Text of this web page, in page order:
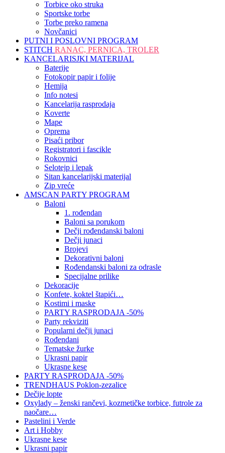
Torbice oko struka
Sportske torbe
Torbe preko ramena
Novčanici
PUTNI I POSLOVNI PROGRAM
STITCH RANAC, PERNICA, TROLER
KANCELARISJKI MATERIJAL
Baterije
Fotokopir papir i folije
Hemija
Info notesi
Kancelarija rasprodaja
Koverte
Mape
Oprema
Pisaći pribor
Registratori i fascikle
Rokovnici
Selotejp i lepak
Sitan kancelarijski materijal
Zip vreće
AMSCAN PARTY PROGRAM
Baloni
1. rođendan
Baloni sa porukom
Dečji rođendanski baloni
Dečji junaci
Brojevi
Dekorativni baloni
Rođendanski baloni za odrasle
Specijalne prilike
Dekoracije
Konfete, koktel štapići…
Kostimi i maske
PARTY RASPRODAJA -50%
Party rekviziti
Popularni dečji junaci
Rođendani
Tematske žurke
Ukrasni papir
Ukrasne kese
PARTY RASPRODAJA -50%
TRENDHAUS Poklon-zezalice
Dečije lopte
Oxylady – ženski rančevi, kozmetičke torbice, futrole za
naočare…
Pastelini i Verde
Art i Hobby
Ukrasne kese
Ukrasni papir